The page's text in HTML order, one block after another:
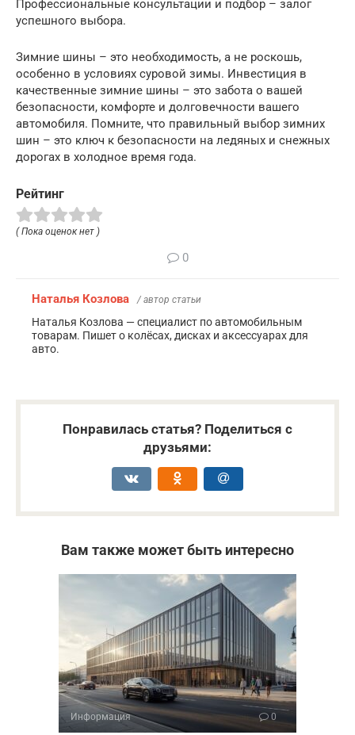
Профессиональные консультации и подбор – залог
успешного выбора.
Зимние шины – это необходимость, а не роскошь,
особенно в условиях суровой зимы. Инвестиция в
качественные зимние шины – это забота о вашей
безопасности, комфорте и долговечности вашего
автомобиля. Помните, что правильный выбор зимних
шин – это ключ к безопасности на ледяных и снежных
дорогах в холодное время года.
Рейтинг
( Пока оценок нет )
0
Наталья Козлова / автор статьи
Наталья Козлова — специалист по автомобильным
товарам. Пишет о колёсах, дисках и аксессуарах для
авто.
Понравилась статья? Поделиться с
друзьями:
Вам также может быть интересно
Информация 0